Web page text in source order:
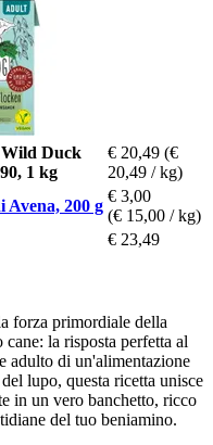
Duck
1 kg
€ 20,49 (€
20,49 / kg)
Avena, 200 g
€ 3,00
(€ 15,00 / kg)
€ 23,49
forza primordiale della
la risposta perfetta al
adulto di un'alimentazione
lupo, questa ricetta unisce
in un vero banchetto, ricco
del tuo beniamino.